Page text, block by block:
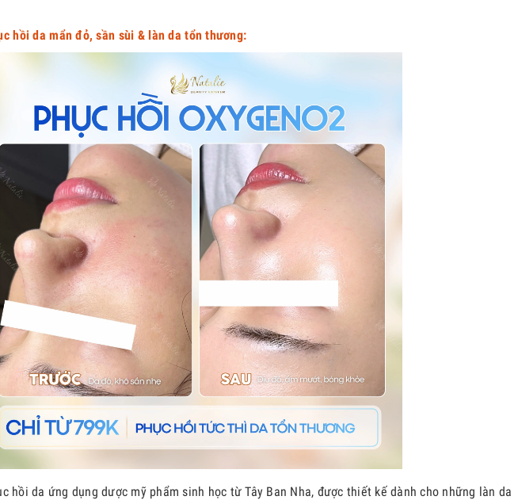
hồi da mẩn đỏ, sần sùi & làn da tổn thương:
hồi da ứng dụng dược mỹ phẩm sinh học từ Tây Ban Nha, được thiết kế dành cho những làn da